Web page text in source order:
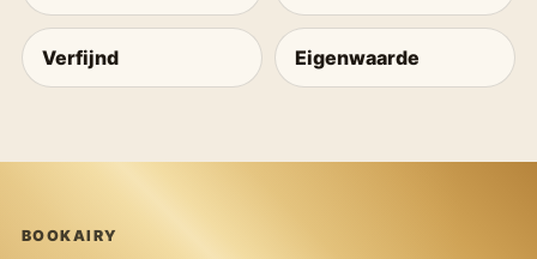
Verfijnd Eigenwaarde
BOOKAIRY